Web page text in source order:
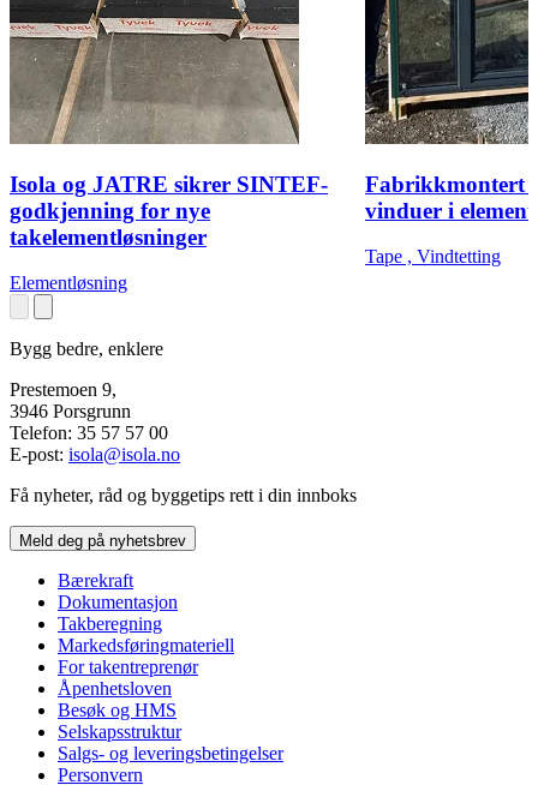
Isola og JATRE sikrer SINTEF-
godkjenning for nye
takelementløsninger
Elementløsning
Fabrikkmontert
vinduer i
Tape , Vindtetting
Bygg bedre, enklere
Prestemoen 9,
3946 Porsgrunn
Telefon: 35 57 57 00
E-post: isola@isola.no
Få nyheter, råd og byggetips rett i din innboks
Meld deg på nyhetsbrev
Bærekraft
Dokumentasjon
Takberegning
Markedsføringmateriell
For takentreprenør
Åpenhetsloven
Besøk og HMS
Selskapsstruktur
Salgs- og leveringsbetingelser
Personvern